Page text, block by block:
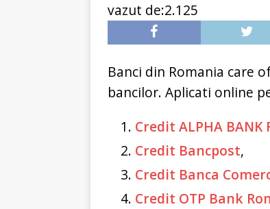
vazut de:2.125
Banci din Romania care
bancilor. Aplicati online
Credit ALPHA BANK
Credit Bancpost,
Credit Banca
Credit OTP Bank